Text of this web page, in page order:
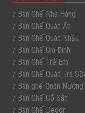
/ Bàn Ghế Nhà Hàng
/ Bàn Ghế Quán Ăn
/ Bàn Ghế Quán Nhậu
/ Bàn Ghế Gia Đình
/ Bàn Ghế Trẻ Em
/ Bàn Ghế Quán Trà
/ Bàn ghế Quán Nướng
/ Bàn Ghế Gỗ Sắt
/ Bàn Ghế Decor